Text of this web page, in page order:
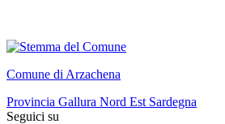
Comune di Arzachena
Provincia Gallura Nord Est Sardegna
Seguici su